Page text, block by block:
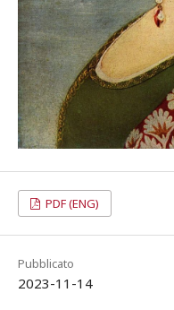
PDF (ENG)
Pubblicato
2023-11-14